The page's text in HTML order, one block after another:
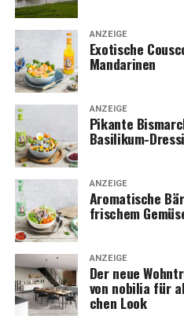
ANZEIGE
Exo­ti­sche
Mandarinen
ANZEIGE
Pikan­te
Basilikum-
ANZEIGE
Aro­ma­ti­sche
fri­schem
ANZEIGE
Der neue
von nobi­lia für
chen Look